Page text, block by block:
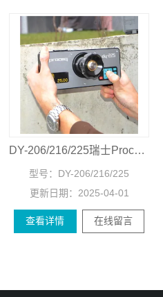
DY-206/216/225瑞士Proceq DY-2 系列拉拔测试仪
型号： DY-206/216/225
更新日期： 2025-04-01
查看详情 在线留言